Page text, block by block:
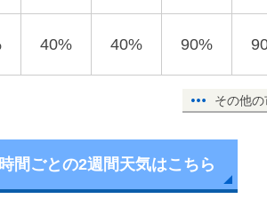
40% 40% 90%
その他
間ごとの2週間天気はこちら